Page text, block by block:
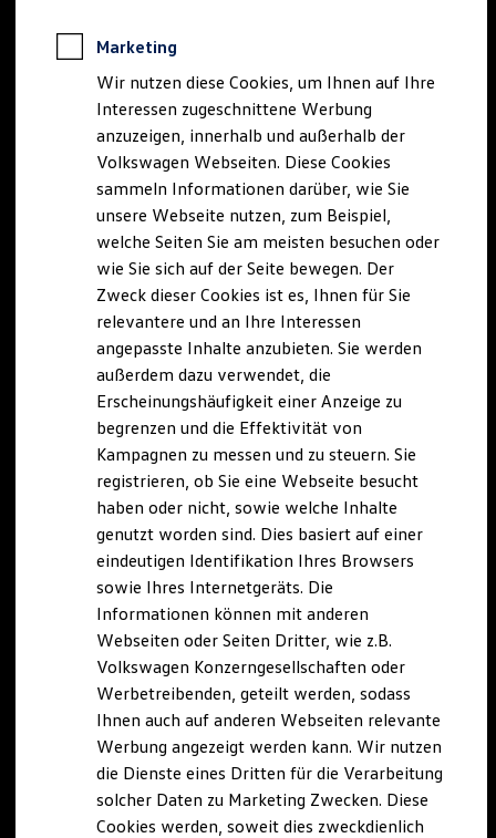
Marketing
Wir nutzen diese Cookies, um Ihnen auf Ihre
Interessen zugeschnittene Werbung
anzuzeigen, innerhalb und außerhalb der
Volkswagen Webseiten. Diese Cookies
sammeln Informationen darüber, wie Sie
unsere Webseite nutzen, zum Beispiel,
welche Seiten Sie am meisten besuchen oder
wie Sie sich auf der Seite bewegen. Der
Zweck dieser Cookies ist es, Ihnen für Sie
relevantere und an Ihre Interessen
angepasste Inhalte anzubieten. Sie werden
außerdem dazu verwendet, die
Erscheinungshäufigkeit einer Anzeige zu
begrenzen und die Effektivität von
Kampagnen zu messen und zu steuern. Sie
registrieren, ob Sie eine Webseite besucht
haben oder nicht, sowie welche Inhalte
genutzt worden sind. Dies basiert auf einer
eindeutigen Identifikation Ihres Browsers
sowie Ihres Internetgeräts. Die
Informationen können mit anderen
Webseiten oder Seiten Dritter, wie z.B.
Volkswagen Konzerngesellschaften oder
Werbetreibenden, geteilt werden, sodass
Ihnen auch auf anderen Webseiten relevante
Werbung angezeigt werden kann. Wir nutzen
die Dienste eines Dritten für die Verarbeitung
solcher Daten zu Marketing Zwecken. Diese
Cookies werden, soweit dies zweckdienlich